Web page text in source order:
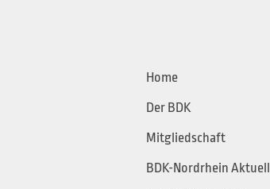
Home
Der BDK
Mitgliedschaft
BDK-Nordrhein Aktuell